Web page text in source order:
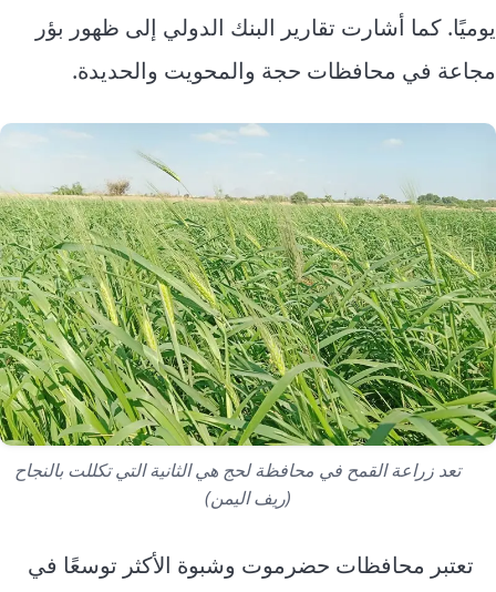
يوميًا. كما أشارت تقارير البنك الدولي إلى ظهور بؤر
مجاعة في محافظات حجة والمحويت والحديدة.
تعد زراعة القمح في محافظة لحج هي الثانية التي تكللت بالنجاح
(ريف اليمن)
تعتبر محافظات حضرموت وشبوة الأكثر توسعًا في